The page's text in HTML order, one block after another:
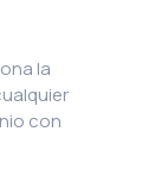
la
con